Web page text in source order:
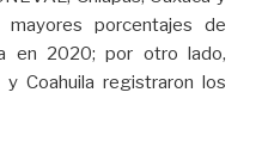
mayores porcentajes de
en 2020; por otro lado,
Coahuila registraron los